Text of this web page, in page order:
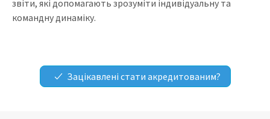
звіти, які допомагають зрозуміти індивідуальну та
командну динаміку.
Зацікавлені стати акредитованим?